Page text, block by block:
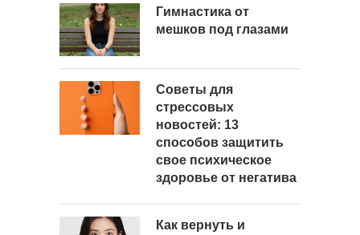
Гимнастика от
мешков под глазами
Советы для
стрессовых
новостей: 13
способов защитить
свое психическое
здоровье от негатива
Как вернуть и